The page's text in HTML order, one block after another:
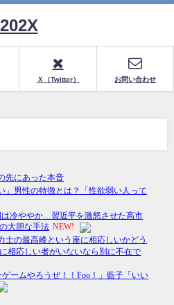
202X
Ｘ（Twitter） お問い合わせ